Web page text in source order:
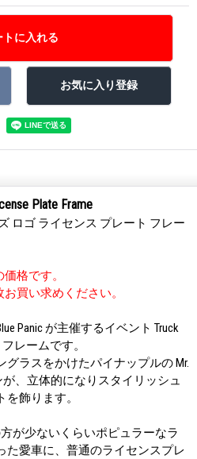
Plate Frame
ロゴ ライセンス プレート フレー
格です。
買い求めください。
Panic が主催するイベント Truck
レームです。
グラスをかけたパイナップルの Mr.
、立体的になりスタイリッシュ
飾ります。
が少ないくらいポピュラーなラ
た愛車に、普通のライセンスプレ